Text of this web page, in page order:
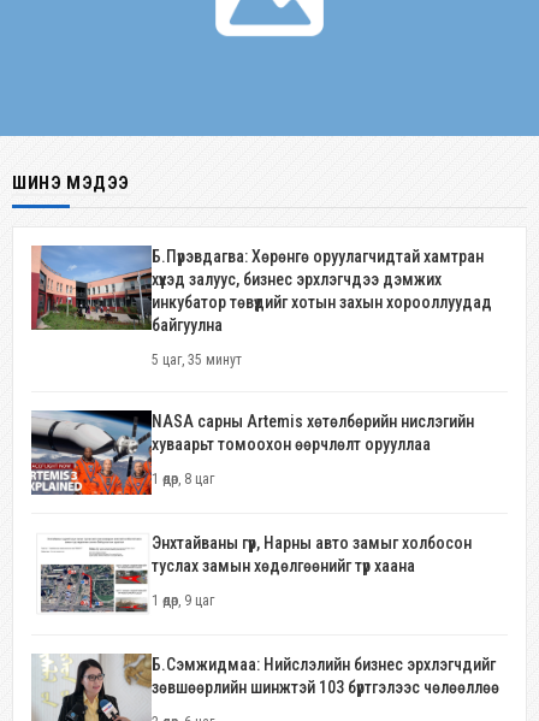
ШИНЭ МЭДЭЭ
Б.Пүрэвдагва: Хөрөнгө оруулагчидтай хамтран
хүүхэд залуус, бизнес эрхлэгчдээ дэмжих
инкубатор төвүүдийг хотын захын хорооллуудад
байгуулна
5 цаг, 35 минут
NASA сарны Artemis хөтөлбөрийн нислэгийн
хуваарьт томоохон өөрчлөлт орууллаа
1 өдөр, 8 цаг
Энхтайваны гүүр, Нарны авто замыг холбосон
туслах замын хөдөлгөөнийг түр хаана
1 өдөр, 9 цаг
Б.Сэмжидмаа: Нийслэлийн бизнес эрхлэгчдийг
зөвшөөрлийн шинжтэй 103 бүртгэлээс чөлөөллөө